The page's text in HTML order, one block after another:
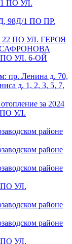
ПО УЛ.
1 ПО ПР.
ПО УЛ. ГЕРОЯ
УЛ. 6-ОЙ
пр. Ленина д. 70,
д. 1, 2, 3, 5, 7,
за 2024
УЛ.
районе
районе
районе
УЛ.
районе
районе
УЛ.